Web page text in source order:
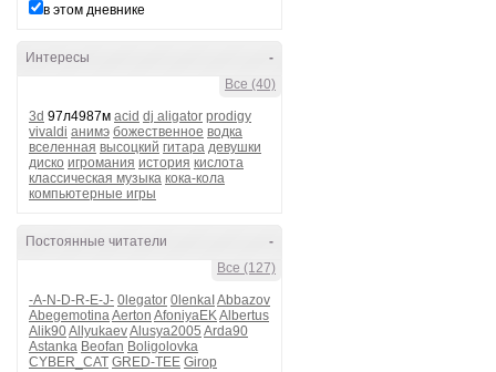
в этом дневнике
-
Интересы
Все (40)
3d 97л4987м acid dj aligator prodigy
vivaldi анимэ божественное водка
вселенная высоцкий гитара девушки
диско игромания история кислота
классическая музыка кока-кола
компьютерные игры
-
Постоянные читатели
Все (127)
-A-N-D-R-E-J- 0legator 0lenkaI Abbazov
AbegemotinaAerton AfoniyaEKAlbertus
Alik90AllyukaevAlusya2005 Arda90
Astanka Beofan Boligolovka
CYBER_CAT GRED-TEE Girop